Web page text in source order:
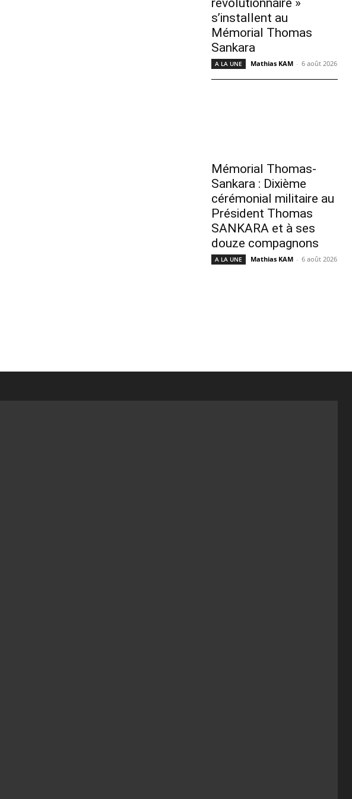
révolutionnaire »
s’installent au
Mémorial Thomas
Sankara
A LA UNE Mathias KAM - 6 août 2026
Mémorial Thomas-
Sankara : Dixième
cérémonial militaire au
Président Thomas
SANKARA et à ses
douze compagnons
A LA UNE Mathias KAM - 6 août 2026